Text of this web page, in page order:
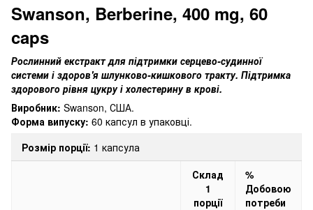
Swanson, Berberine, 400 mg, 60
caps
Рослинний екстракт для підтримки серцево-судинної
системи і здоров'я шлунково-кишкового тракту. Підтримка
здорового рівня цукру і холестерину в крові.
Виробник: Swanson, США.
Форма випуску: 60 капсул в упаковці.
Розмір порції: 1 капсула
Склад
1
порції
%
Добовою
потреби